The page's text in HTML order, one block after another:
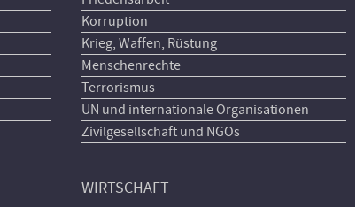
Korruption
Krieg, Waffen, Rüstung
Menschenrechte
Terrorismus
UN und internationale Organisationen
Zivilgesellschaft und NGOs
WIRTSCHAFT